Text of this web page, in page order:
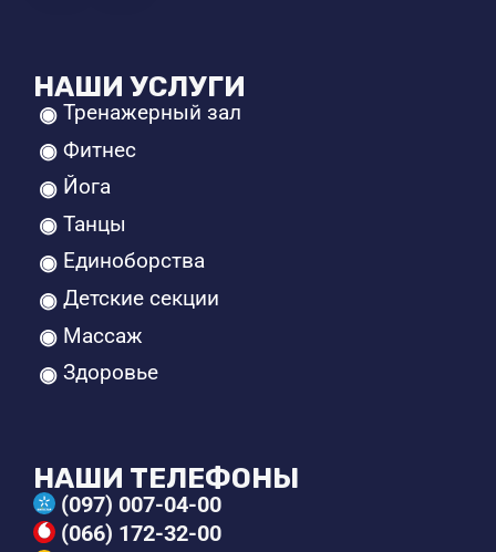
НАШИ УСЛУГИ
Тренажерный зал
Фитнес
Йога
Танцы
Единоборства
Детские секции
Массаж
Здоровье
НАШИ ТЕЛЕФОНЫ
(097) 007-04-00
(066) 172-32-00